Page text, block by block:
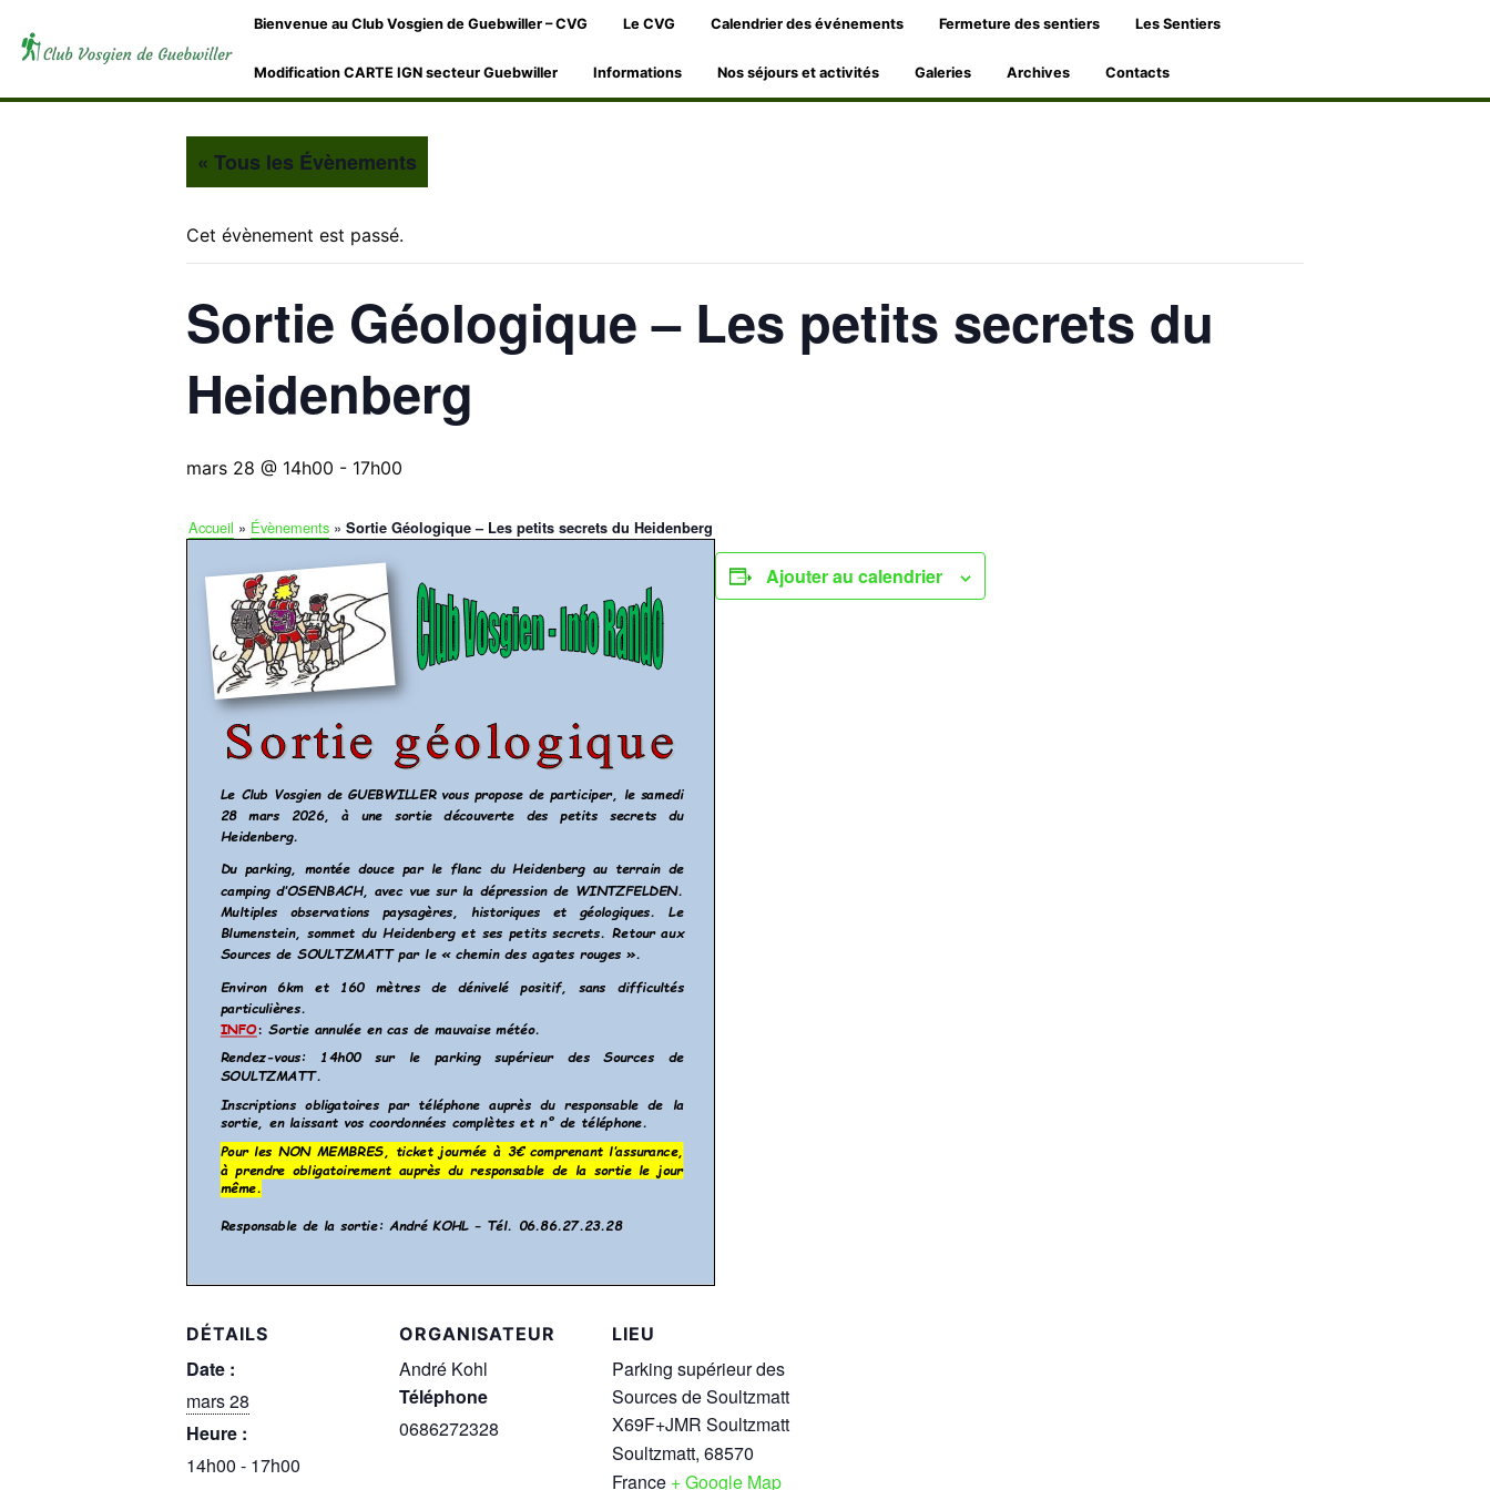
Bienvenue au Club Vosgien de Guebwiller – CVG Le CVG Calendrier des événements Fermeture des sentiers Les Sentiers
Modification CARTE IGN secteur Guebwiller Informations Nos séjours et activités Galeries Archives Contacts
« Tous les Évènements
Cet évènement est passé.
Sortie Géologique – Les petits secrets du
Heidenberg
mars 28 @ 14h00 - 17h00
Accueil » Évènements » Sortie Géologique – Les petits secrets du Heidenberg
Ajouter au calendrier
DÉTAILS
Date :
mars 28
Heure :
14h00 - 17h00
ORGANISATEUR
André Kohl
Téléphone
0686272328
LIEU
Parking supérieur des
Sources de Soultzmatt
X69F+JMR Soultzmatt
Soultzmatt, 68570
France + Google Map